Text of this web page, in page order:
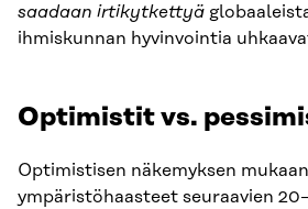
saadaan irtikytkettyä
ihmiskunnan hyvinvointia
Optimistit vs.
Optimistisen näkemyksen
ympäristöhaasteet seuraavien